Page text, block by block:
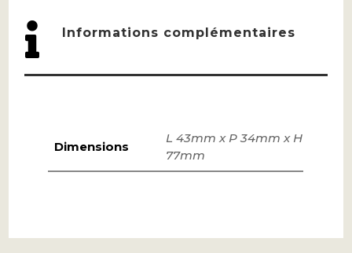
 Informations complémentaires
Dimensions
L 43mm x P 34mm x H
77mm